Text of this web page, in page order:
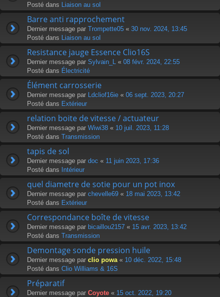
Posté dans
Liaison au sol
Barre anti rapprochement
Dernier message par Trompette05 « 30 nov. 2024, 13:45
Posté dans
Liaison au sol
Resistance jauge Essence Clio16S
Dernier message par Sylvain_L « 08 févr. 2024, 22:55
Posté dans Électricité
Élément carrosserie
Dernier message par Ldcliof16ie « 06 sept. 2023, 20:27
Posté dans Extérieur
relation boite de vitesse / actuateur
Dernier message par Wiwi38 « 10 juil. 2023, 11:28
Posté dans Transmission
tapis de sol
Dernier message par doc « 11 juin 2023, 17:36
Posté dans
Intérieur
quel diametre de sotie pour un pot inox
Dernier message par chevelle69 « 18 mai 2023, 13:42
Posté dans Extérieur
Correspondance boîte de vitesse
Dernier message par bicaillou2157 « 15 avr. 2023, 13:42
Posté dans Transmission
Demontage sonde pression huile
Dernier message par clio powa « 10 déc. 2022, 15:48
Posté dans Clio Williams & 16S
Préparatif
Dernier message par Coyote « 15 oct. 2022, 19:20